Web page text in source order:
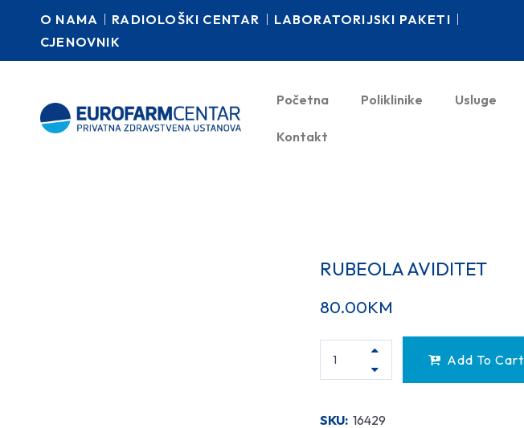
O NAMA RADIOLOŠKI CENTAR
LABORATORIJSKI PAKETI
CJENOVNIK
Početna Poliklinike Usluge
Kontakt
RUBEOLA AVIDITET
80.00KM
Add To Cart
SKU: 16429